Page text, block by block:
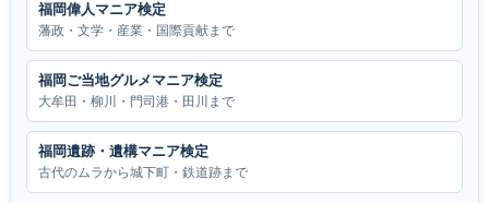
福岡偉人マニア検定
藩政・文学・産業・国際貢献まで
福岡ご当地グルメマニア検定
大牟田・柳川・門司港・田川まで
福岡遺跡・遺構マニア検定
古代のムラから城下町・鉄道跡まで